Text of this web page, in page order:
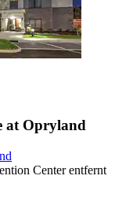
at Opryland
Center entfernt